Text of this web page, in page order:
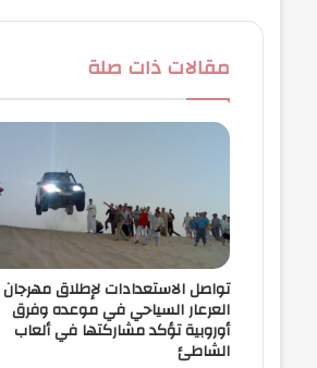
مقالات ذات صلة
تواصل الاستعدادات لإطلاق مهرجان
العرعار السياحي في موعده وفرق
أوروبية تؤكد مشاركتها في ألعاب
الشاطئ